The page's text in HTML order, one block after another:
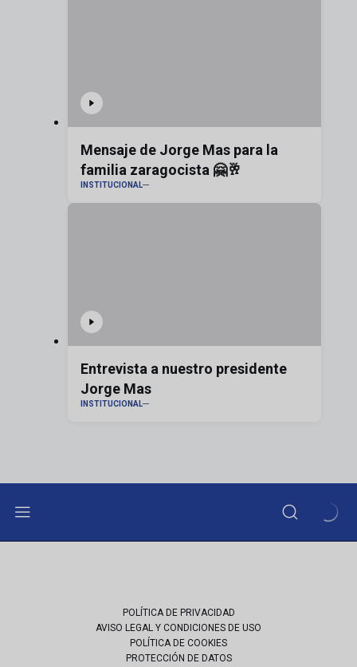
Mensaje de Jorge Mas para la
familia zaragocista 🤗🥂
INSTITUCIONAL
Entrevista a nuestro presidente
Jorge Mas
INSTITUCIONAL
POLÍTICA DE PRIVACIDAD
AVISO LEGAL Y CONDICIONES DE USO
POLÍTICA DE COOKIES
PROTECCIÓN DE DATOS